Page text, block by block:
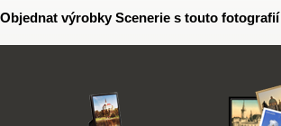
Objednat výrobky Scenerie s touto fotografií